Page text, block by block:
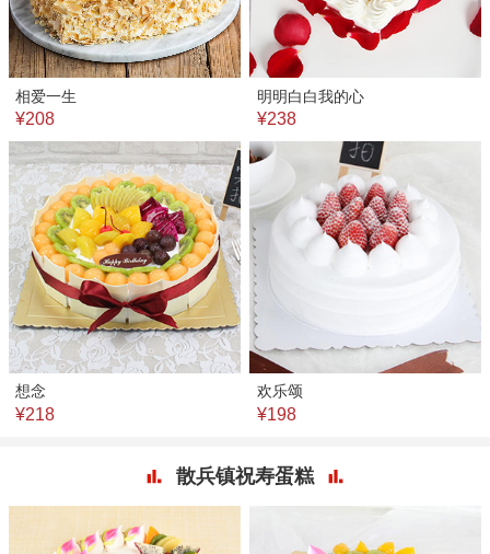
相爱一生
¥208
明明白白我的心
¥238
想念
¥218
欢乐颂
¥198
散兵镇祝寿蛋糕